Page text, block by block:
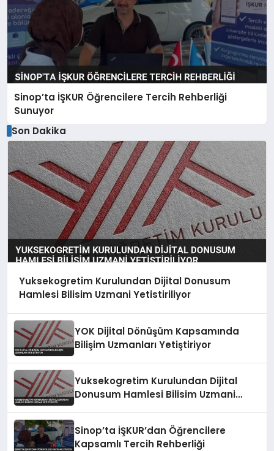
Sinop’ta İŞKUR Öğrencilere Tercih Rehberliği
Sunuyor
Son Dakika
Yuksekogretim Kurulundan Dijital Donusum
Hamlesi Bilisim Uzmani Yetistiriliyor
YOK Dijital Dönüşüm Kapsamında
Bilişim Uzmanları Yetiştiriyor
Yuksekogretim Kurulundan Dijital
Donusum Hamlesi Bilisim Uzmani
Sinop’ta İŞKUR’dan Öğrencilere
Kapsamlı Tercih Rehberliği